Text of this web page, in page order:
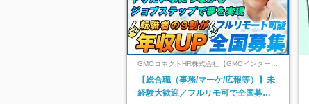
GMOコネクトHR株式会社【GMOインターネ
ットグループ】
【総合職（事務/マーケ/広報等）】未
経験大歓迎／フルリモ可で全国募